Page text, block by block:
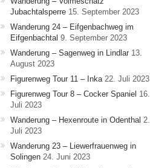
Jubachtalsperre 15. September 2023
Wanderung 24 – Eifgenbachweg im
Eifgenbachtal 9. September 2023
Wanderung – Sagenweg in Lindlar 13.
August 2023
Figurenweg Tour 11 – Inka 22. Juli 2023
Figurenweg Tour 8 – Cocker Spaniel 16.
Juli 2023
Wanderung – Hexenroute in Odenthal 2.
Juli 2023
Wanderung 23 – Liewerfrauenweg in
Solingen 24. Juni 2023